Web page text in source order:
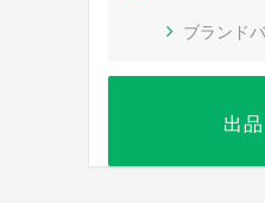
ブランド
出